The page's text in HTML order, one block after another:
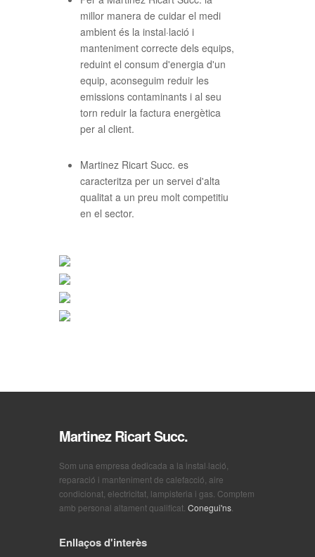
millor manera de cuidar el medi
ambient és la instal·lació i
manteniment correcte dels equips,
reduint el consum d'energia d'un
equip, aconseguim reduir les
emissions contaminants i al seu
torn reduir la factura energètica
per al client.
Martinez Ricart Succ. es
caracteritza per un servei d'alta
qualitat a un preu molt competitiu
en el sector.
Martinez Ricart Succ.
Som una empresa dedicada a la instal·lació,
reparació i manteniment de calefacció, aire
condicionat, electricitat, lampisteria i gas. Comptem
amb personal altament qualificat. Conegui'ns.
Enllaços d'interès